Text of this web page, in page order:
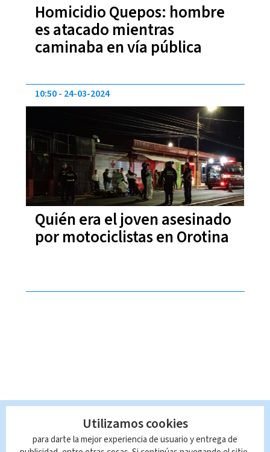
Homicidio Quepos: hombre
es atacado mientras
caminaba en vía pública
Quién era el joven asesinado
por motociclistas en Orotina
10:50 24-03-2024
Utilizamos cookies
para darte la mejor experiencia de usuario y entrega de